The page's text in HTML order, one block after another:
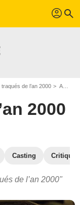
profil search
traqués de l’an 2000 Actualités Les traqués de l’an 2000
2000
Casting
de l’an 2000"